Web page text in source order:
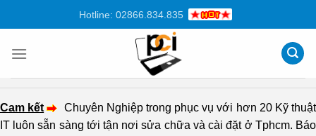
dung
Hotline: 02866.834.835
Cam kết
Chuyên Nghiệp trong phục vụ với hơn 20 Kỹ thuật
IT luôn sẵn sàng tới tận nơi sửa chữa và cài đặt ở Tphcm. Báo